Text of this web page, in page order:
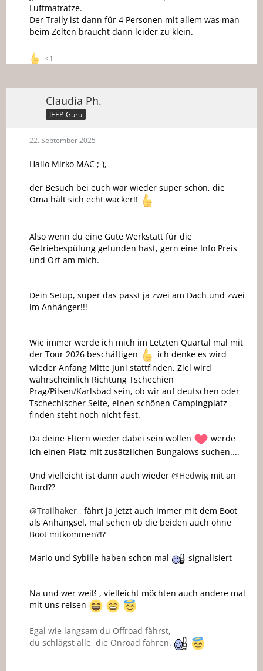
Luftmatratze.
Der Traily ist dann für 4 Personen mit allem was man
beim Zelten braucht dann leider zu klein.
1
Claudia Ph.
JEEP-Guru
22. September 2025
Hallo Mirko MAC ;-),
der Besuch bei euch war wieder super schön, die
Oma hält sich echt wacker!!
Also wenn du eine Gute Werkstatt für die
Getriebespülung gefunden hast, gern eine Info Preis
und Ort am mich.
Dein Setup, super das passt ja zwei am Dach und zwei
im Anhänger!!!
Wie immer werde ich mich im Letzten Quartal mal mit
der Tour 2026 beschäftigen
ich denke es wird
wieder Anfang Mitte Juni stattfinden, Ziel wird
wahrscheinlich Richtung Tschechien
Prag/Pilsen/Karlsbad sein, ob wir auf deutschen oder
Tschechischer Seite, einen schönen Campingplatz
finden steht noch nicht fest.
Da deine Eltern wieder dabei sein wollen
werde
ich einen Platz mit zusätzlichen Bungalows suchen....
Und vielleicht ist dann auch wieder @Hedwig mit an
Bord??
@Trailhaker , fährt ja jetzt auch immer mit dem Boot
als Anhängsel, mal sehen ob die beiden auch ohne
Boot mitkommen?!?
Mario und Sybille haben schon mal signalisiert
Na und wer weiß , vielleicht möchten auch andere mal
mit uns reisen
Egal wie langsam du Offroad fährst,
du schlägst alle, die Onroad fahren.